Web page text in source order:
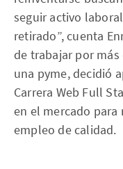
seguir activo
retirado”, cuenta
de trabajar por
una pyme, decidió
Carrera Web Full
en el mercado para
empleo de calidad.